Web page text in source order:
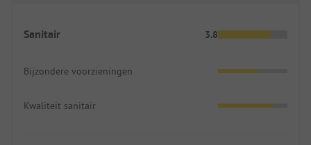
Sanitair 3.8
Bijzondere voorzieningen
Kwaliteit sanitair